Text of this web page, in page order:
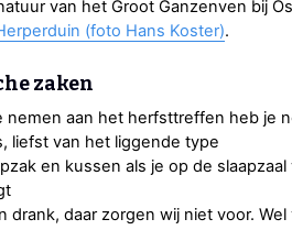
van het Groot Ganzenven bij
(foto Hans Koster).
zaken
nemen aan het herfsttreffen heb je
liefst van het liggende type
en kussen als je op de
drank, daar zorgen wij niet voor.